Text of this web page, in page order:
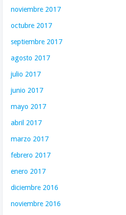
noviembre 2017
octubre 2017
septiembre 2017
agosto 2017
julio 2017
junio 2017
mayo 2017
abril 2017
marzo 2017
febrero 2017
enero 2017
diciembre 2016
noviembre 2016